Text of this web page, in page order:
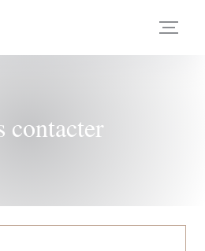
en matière de cookies
contacter